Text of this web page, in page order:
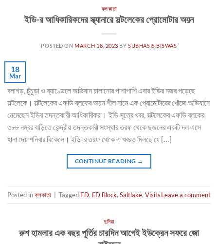
কলকাতা
ইডি-র আধিকারিকদের স্ক্যানারে সল্টলেকের প্রোমোটার অয়ন
POSTED ON MARCH 18, 2023 BYSUBHASIS BISWAS
18
Mar
বলাগড়, চুঁচুড়া ও ব্যাণ্ডেলে অভিযান চালানোর পাশাপাশি এবার ইডির নজর পড়েছে
সল্টলেকে। সল্টলেকের এফডি ব্লকের অয়ন শীল নামে এক প্রোমোটারের খোঁজে অভিযানে
নেমেছেন ইডির তদন্তকারী আধিকারিকরা। ইডি সূত্রে খবর, সল্টলেকের এফডি ব্লকের
৩৮৮ নম্বর বাড়িতে কেন্দ্রীয় তদন্তকারী সংস্থার তরফ থেকে ছজনের একটি দল এসে
হানা দেয় শনিবার বিকেলে। ইডি-র তরফ থেকে এ খবরও মিলছে যে […]
CONTINUE READING →
Posted inকলকাতা Tagged ED, FD Block, Saltlake, VisitsLeave a comment
দুনিয়া
রুশ হামলার এক বছর পূর্তির চারদিন আগেই ইউক্রেন সফরে জো